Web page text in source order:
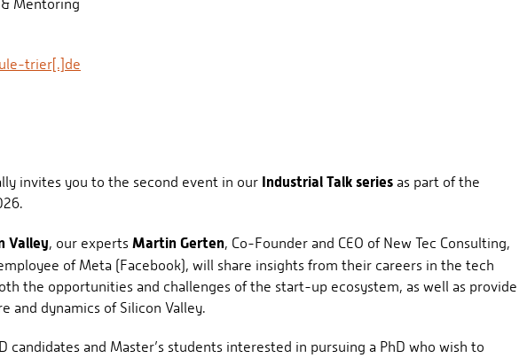
Mentoring
trier[.]de
invites you to the second event in our Industrial Talk series as part of the
Valley, our experts Martin Gerten, Co-Founder and CEO of New Tec Consulting,
of Meta (Facebook), will share insights from their careers in the tech
the opportunities and challenges of the start-up ecosystem, as well as provide
and dynamics of Silicon Valley.
candidates and Master’s students interested in pursuing a PhD who wish to